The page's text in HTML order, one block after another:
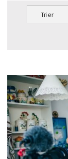
Trier